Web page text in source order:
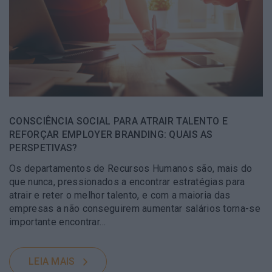
CONSCIÊNCIA SOCIAL PARA ATRAIR TALENTO E
REFORÇAR EMPLOYER BRANDING: QUAIS AS
PERSPETIVAS?
Os departamentos de Recursos Humanos são, mais do
que nunca, pressionados a encontrar estratégias para
atrair e reter o melhor talento, e com a maioria das
empresas a não conseguirem aumentar salários torna-se
importante encontrar…
LEIA MAIS